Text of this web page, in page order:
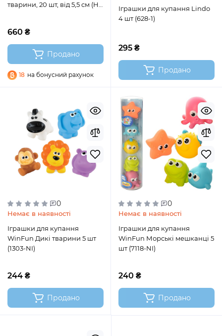
тварини, 20 шт, від 5,5 см (HB
660 ₴
Продано
18 на бонусний рахунок
Іграшки для купання Lindo
4 шт (628-1)
295 ₴
Продано
0
Немає в наявності
Іграшки для купання
WinFun Дикі тварини 5 шт
(1303-NI)
244 ₴
Продано
0
Немає в наявності
Іграшки для купання
WinFun Морські мешканці 5
шт (7118-NI)
240 ₴
Продано